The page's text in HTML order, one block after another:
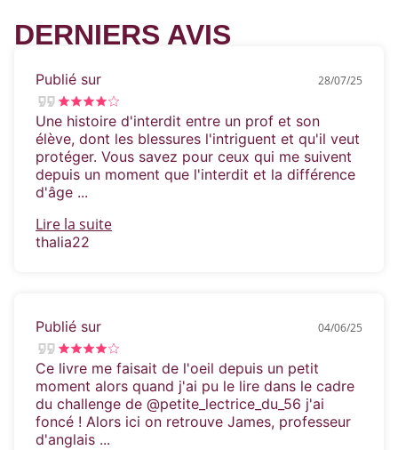
DERNIERS AVIS
Publié sur 28/07/25
Une histoire d'interdit entre un prof et son
élève, dont les blessures l'intriguent et qu'il veut
protéger. Vous savez pour ceux qui me suivent
depuis un moment que l'interdit et la différence
d'âge ...
Lire la suite
thalia22
Publié sur 04/06/25
Ce livre me faisait de l'oeil depuis un petit
moment alors quand j'ai pu le lire dans le cadre
du challenge de @petite_lectrice_du_56 j'ai
foncé ! Alors ici on retrouve James, professeur
d'anglais ...